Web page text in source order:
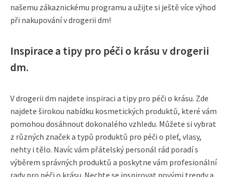
našemu zákaznickému programu a užijte si ještě více výhod
při nakupování v drogerii dm!
Inspirace a tipy pro péči o krásu v drogerii
dm.
V drogerii dm najdete inspiraci a tipy pro péči o krásu. Zde
najdete širokou nabídku kosmetických produktů, které vám
pomohou dosáhnout dokonalého vzhledu. Můžete si vybrat
z různých značek a typů produktů pro péči o pleť, vlasy,
nehty i tělo. Navíc vám přátelský personál rád poradí s
výběrem správných produktů a poskytne vám profesionální
rady pro péči o krásu. Nechte se inspirovat novými trendy a